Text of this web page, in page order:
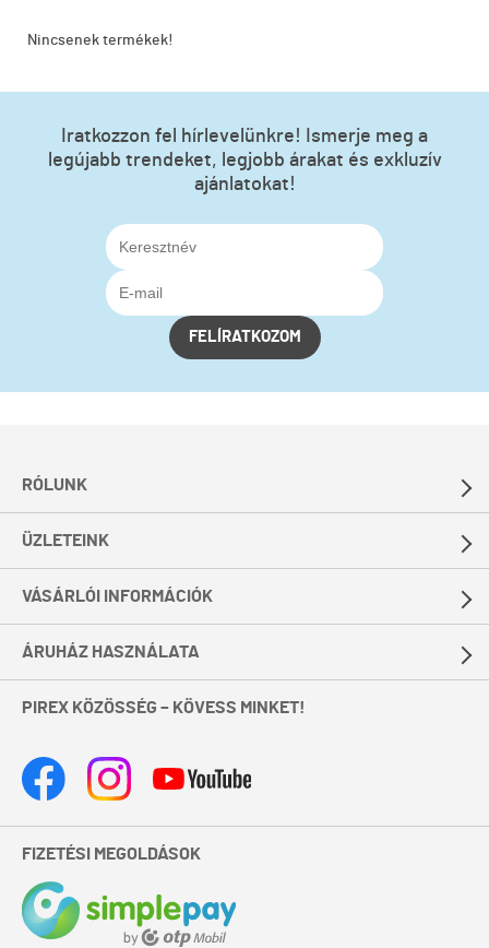
Nincsenek termékek!
Iratkozzon fel hírlevelünkre! Ismerje meg a
legújabb trendeket, legjobb árakat és exkluzív
ajánlatokat!
FELÍRATKOZOM
RÓLUNK
ÜZLETEINK
VÁSÁRLÓI INFORMÁCIÓK
ÁRUHÁZ HASZNÁLATA
PIREX KÖZÖSSÉG – KÖVESS MINKET!
FIZETÉSI MEGOLDÁSOK